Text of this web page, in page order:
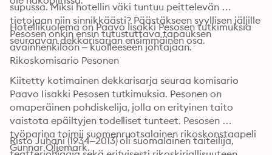
supussa. Miksi hotellin väki tuntuu peittelevän
tietojaan niin sinnikkäästi? Päästäkseen syyllisen jäljille
Pesosen onkin ensin tutustuttava tapauksen
avainhenkilöön – kuolleeseen johtajaan.
Hotellikuolema on Paavo Iisakki Pesosen tutkimuksia
seuraavan dekkarisarjan ensimmäinen osa.
Rikoskomisario Pesonen
Kiitetty kotimainen dekkarisarja seuraa komisario
Paavo Iisakki Pesosen tutkimuksia. Pesonen on
omaperäinen pohdiskelija, jolla on erityinen taito
vaistota epäiltyjen todelliset tunteet. Pesosen
työparina toimii suomenruotsalainen rikoskonstaapeli
Risto Juhani (1934–2013) oli suomalainen taiteilija,